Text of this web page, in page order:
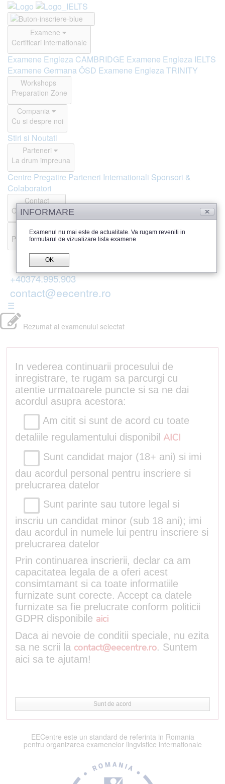
Examene
Certificari internationale
Examene Engleza CAMBRIDGE Examene Engleza IELTS
Examene Germana ÖSD Examene Engleza TRINITY
Workshops
Preparation Zone
Compania
Cu si despre noi
Stiri si Noutati
Parteneri
La drum impreuna
Centre Pregatire Parteneri Internationali Sponsori &
Colaboratori
Contact
Offline si Online
Recenzii
Parerea publicului
+40374.995.903
contact@eecentre.ro
☰
Rezumat al examenului selectat
In vederea continuarii procesului de
inregistrare, te rugam sa parcurgi cu
atentie urmatoarele puncte si sa ne dai
acordul asupra acestora:
Am citit si sunt de acord cu toate
detaliile regulamentului disponibil AICI
Sunt candidat major (18+ ani) si imi
dau acordul personal pentru inscriere si
prelucrarea datelor
Sunt parinte sau tutore legal si
inscriu un candidat minor (sub 18 ani); imi
dau acordul in numele lui pentru inscriere si
prelucrarea datelor
Prin continuarea inscrierii, declar ca am
capacitatea legala de a oferi acest
consimtamant si ca toate informatiile
furnizate sunt corecte. Accept ca datele
furnizate sa fie prelucrate conform politicii
GDPR disponibile aici
Daca ai nevoie de conditii speciale, nu ezita
sa ne scrii la contact@eecentre.ro. Suntem
aici sa te ajutam!
Sunt de acord
EECentre este un standard de referinta in Romania
pentru organizarea examenelor lingvistice internationale
INFORMARE
Examenul nu mai este de actualitate. Va rugam reveniti in
formularul de vizualizare lista examene
OK